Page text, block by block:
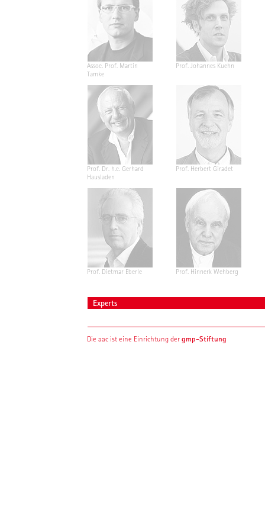
Assoc. Prof. Martin
Tamke
Prof. Johannes Kuehn
Prof. Dr. h.c. Gerhard
Hausladen
Prof. Herbert Giradet
Prof. Dietmar Eberle Prof. Hinnerk Wehberg
Experts
Die aac ist eine Einrichtung dergmp-Stiftung